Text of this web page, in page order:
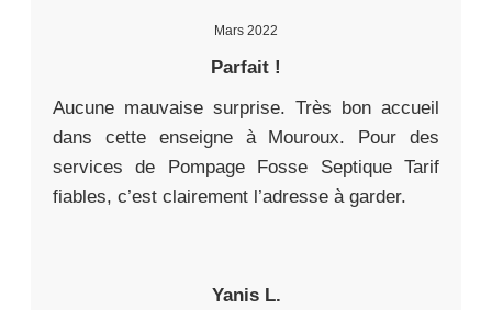
Mars 2022
Parfait !
Aucune mauvaise surprise. Très bon accueil
dans cette enseigne à Mouroux. Pour des
services de Pompage Fosse Septique Tarif
fiables, c’est clairement l’adresse à garder.
Yanis L.